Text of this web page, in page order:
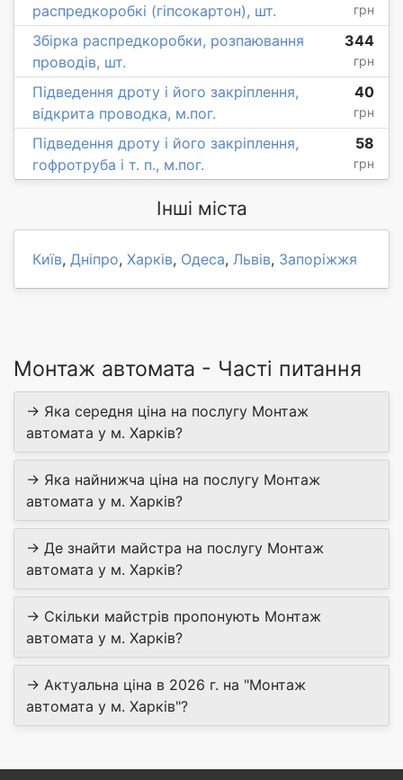
распредкоробкі (гіпсокартон), шт.
грн
Збірка распредкоробки, розпаювання
проводів, шт.
344
грн
Підведення дроту і його закріплення,
відкрита проводка, м.пог.
40
грн
Підведення дроту і його закріплення,
гофротруба і т. п., м.пог.
58
грн
Інші міста
Київ, Дніпро, Харків, Одеса, Львів, Запоріжжя
Монтаж автомата - Часті питання
→ Яка середня ціна на послугу Монтаж
автомата у м. Харків?
→ Яка найнижча ціна на послугу Монтаж
автомата у м. Харків?
→ Де знайти майстра на послугу Монтаж
автомата у м. Харків?
→ Скільки майстрів пропонують Монтаж
автомата у м. Харків?
→ Актуальна ціна в 2026 г. на "Монтаж
автомата у м. Харків"?